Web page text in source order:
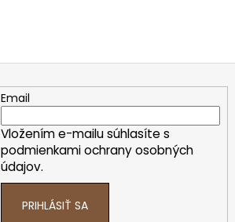
Email
Vložením e-mailu súhlasíte s
podmienkami ochrany osobných
údajov.
PRIHLÁSIŤ SA